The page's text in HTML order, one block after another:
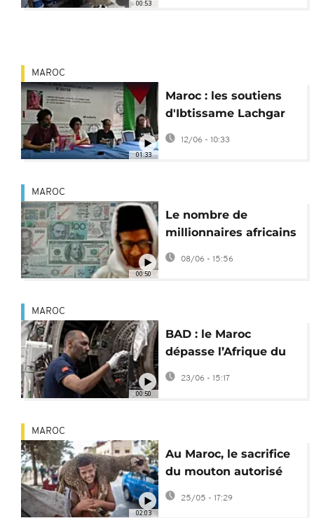
00:53
01:33
MAROC
Maroc : les soutiens
d'Ibtissame Lachgar
inquiets sur son état
de santé
12/06 - 10:33
00:50
MAROC
Le nombre de
millionnaires africains
augmente de 4,1% en
08/06 - 15:56
00:50
MAROC
BAD : le Maroc
dépasse l’Afrique du
Sud en termes
23/06 - 15:17
02:03
MAROC
Au Maroc, le sacrifice
du mouton autorisé
pour la fête de l’Aïd al-
Adha
25/05 - 17:29